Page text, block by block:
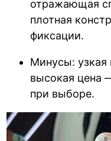
отражающая
плотная
фиксации.
Минусы: узкая
высокая цена
при выборе.